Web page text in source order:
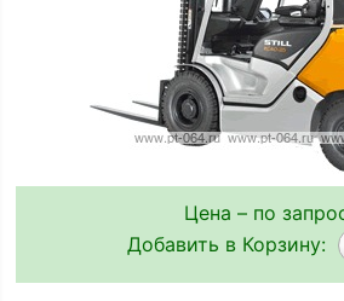
Цена – по
Добавить в Корзину: